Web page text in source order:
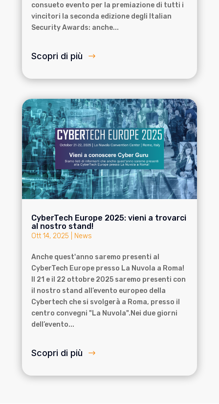
consueto evento per la premiazione di tutti i
vincitori la seconda edizione degli Italian
Security Awards: anche...
Scopri di più
CyberTech Europe 2025: vieni a trovarci
al nostro stand!
Ott 14, 2025 News
Anche quest'anno saremo presenti al
CyberTech Europe presso La Nuvola a Roma!
Il 21 e il 22 ottobre 2025 saremo presenti con
il nostro stand all’evento europeo della
Cybertech che si svolgerà a Roma, presso il
centro convegni "La Nuvola".Nei due giorni
dell’evento...
Scopri di più